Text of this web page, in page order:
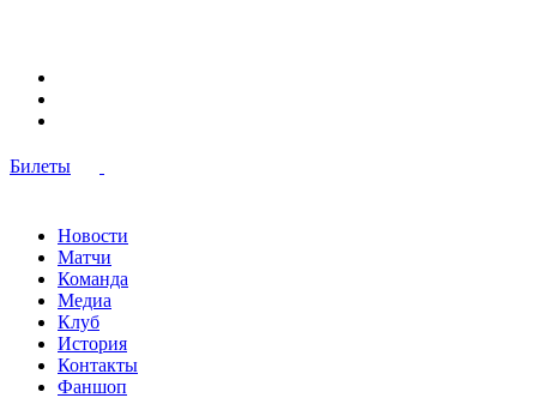
Билеты
Новости
Матчи
Команда
Медиа
Клуб
История
Контакты
Фаншоп